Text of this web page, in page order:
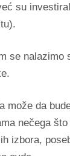
su
se nalazimo
može da
nečega
izbora,